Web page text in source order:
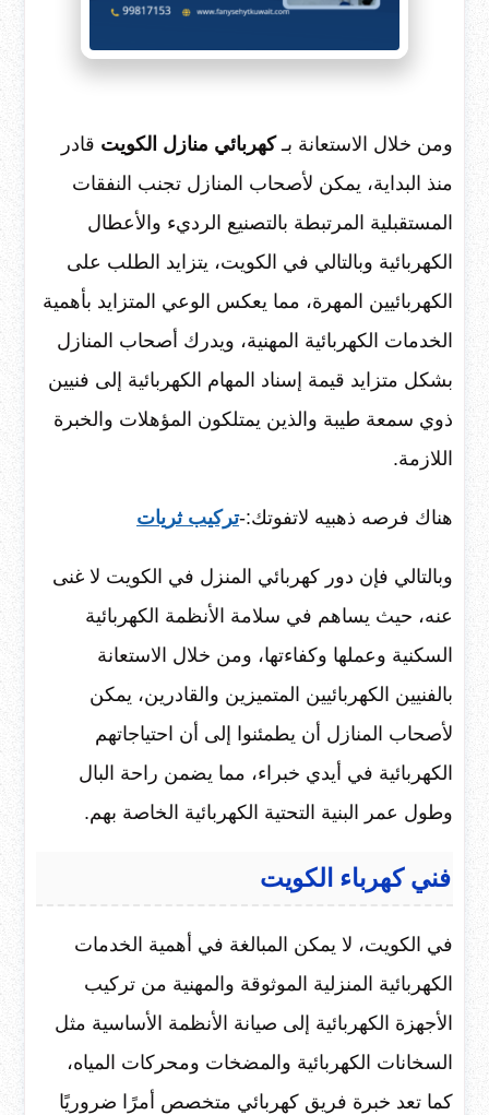
ومن خلال الاستعانة بـكهربائي منازل الكويت قادر
منذ البداية، يمكن لأصحاب المنازل تجنب النفقات
المستقبلية المرتبطة بالتصنيع الرديء والأعطال
الكهربائية وبالتالي في الكويت، يتزايد الطلب على
الكهربائيين المهرة، مما يعكس الوعي المتزايد بأهمية
الخدمات الكهربائية المهنية، ويدرك أصحاب المنازل
بشكل متزايد قيمة إسناد المهام الكهربائية إلى فنيين
ذوي سمعة طيبة والذين يمتلكون المؤهلات والخبرة
اللازمة.
هناك فرصه ذهبيه لاتفوتك:-تركيب ثريات
وبالتالي فإن دور كهربائي المنزل في الكويت لا غنى
عنه، حيث يساهم في سلامة الأنظمة الكهربائية
السكنية وعملها وكفاءتها، ومن خلال الاستعانة
بالفنيين الكهربائيين المتميزين والقادرين، يمكن
لأصحاب المنازل أن يطمئنوا إلى أن احتياجاتهم
الكهربائية في أيدي خبراء، مما يضمن راحة البال
وطول عمر البنية التحتية الكهربائية الخاصة بهم.
فني كهرباء الكويت
في الكويت، لا يمكن المبالغة في أهمية الخدمات
الكهربائية المنزلية الموثوقة والمهنية من تركيب
الأجهزة الكهربائية إلى صيانة الأنظمة الأساسية مثل
السخانات الكهربائية والمضخات ومحركات المياه،
كما تعد خبرة فريق كهربائي متخصص أمرًا ضروريًا